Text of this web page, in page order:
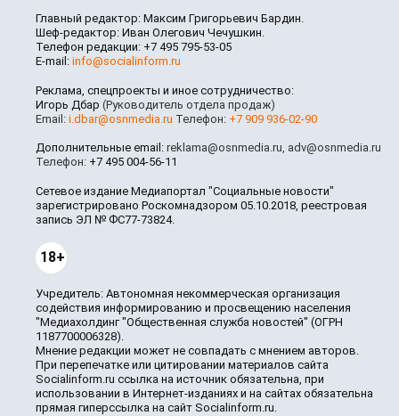
Главный редактор: Максим Григорьевич Бардин.
Шеф-редактор: Иван Олегович Чечушкин.
Телефон редакции: +7 495 795-53-05
E-mail: info@socialinform.ru
Реклама, спецпроекты и иное сотрудничество:
Игорь Дбар (Руководитель отдела продаж)
Email: i.dbar@osnmedia.ru Телефон: +7 909 936-02-90
Дополнительные email: reklama@osnmedia.ru, adv@osnmedia.ru
Телефон: +7 495 004-56-11
Сетевое издание Медиапортал "Социальные новости"
зарегистрировано Роскомнадзором 05.10.2018, реестровая
запись ЭЛ № ФС77-73824.
18+
Учредитель: Автономная некоммерческая организация
содействия информированию и просвещению населения
"Медиахолдинг "Общественная служба новостей" (ОГРН
1187700006328).
Мнение редакции может не совпадать с мнением авторов.
При перепечатке или цитировании материалов сайта
Socialinform.ru ссылка на источник обязательна, при
использовании в Интернет-изданиях и на сайтах обязательна
прямая гиперссылка на сайт Socialinform.ru.